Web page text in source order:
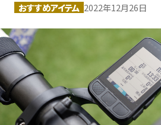
おすすめアイテム 2022年12月26日